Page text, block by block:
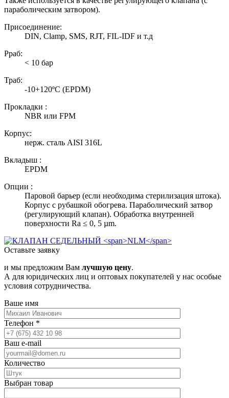
параболическим затвором).
Присоединение:
DIN, Clamp, SMS, RJT, FIL-IDF и т.д
Рраб:
< 10 бар
Траб:
-10+120ºC (EPDM)
Прокладки :
NBR или FPМ
Корпус:
нерж. сталь AISI 316L
Вкладыш :
EPDM
Опции :
Паровой барьер (если необходима стерилизация штока).
Корпус с рубашкой обогрева. Параболический затвор
(регулирующий клапан). Обработка внутренней
поверхности Ra ≤ 0, 5 µm.
Оставьте заявку
и мы предложим Вам лучшую цену.
А для юридических лиц и оптовых покупателей у нас особые
условия сотрудничества.
Ваше имя
Телефон *
Ваш e-mail
Количество
Выбран товар